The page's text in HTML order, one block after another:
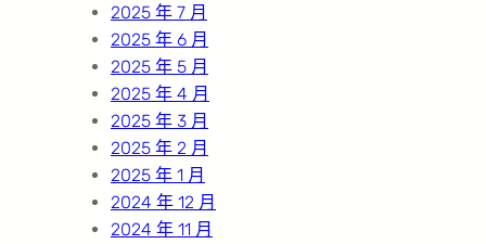
2025 年 7 月
2025 年 6 月
2025 年 5 月
2025 年 4 月
2025 年 3 月
2025 年 2 月
2025 年 1 月
2024 年 12 月
2024 年 11 月